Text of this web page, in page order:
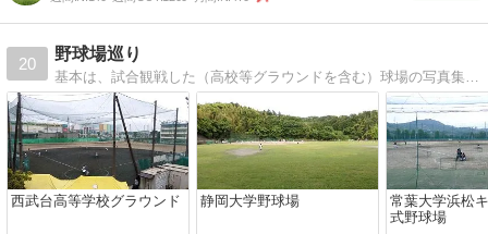
20
野球場巡り
基本は、試合観戦した（高校等グラウンドを含む）球場の写真集です。
西武台高等学校グラウンド 静岡大学野球場
常葉大学浜松
式野球場